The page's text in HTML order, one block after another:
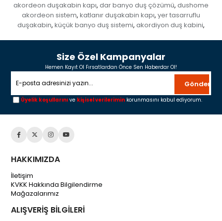
akordeon duşakabin kapı, dar banyo duş çözümü, dushome
akordeon sistem, katlanır duşakabin kapı, yer tasarruflu
duşakabin, küçük banyo duş sistemi, akordiyon duş kabini,
Size Özel Kampanyalar
Hemen Kayıt Ol Fırsatlardan Önce Sen Haberdar Ol!
Gönder
Üyelik koşullarını ve kişisel verilerimin korunmasını kabul ediyorum.
HAKKIMIZDA
İletişim
KVKK Hakkında Bilgilendirme
Mağazalarımız
ALIŞVERİŞ BİLGİLERİ